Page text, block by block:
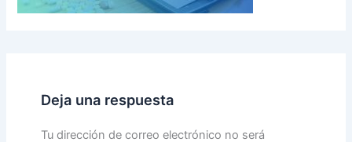
Deja una respuesta
Tu dirección de correo electrónico no será